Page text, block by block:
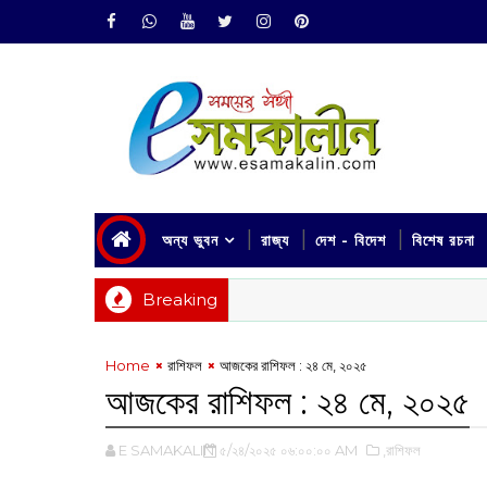
অন্য ভুবন রাজ্য দেশ - বিদেশ বিশেষ রচনা
Breaking
Home রাশিফল আজকের রাশিফল : ২৪ মে, ২০২৫
আজকের রাশিফল : ২৪ মে, ২০২৫
E SAMAKALIN ৫/২৪/২০২৫ ০৬:০০:০০ AM ,রাশিফল